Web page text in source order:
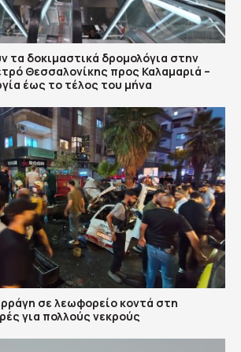
τα δοκιμαστικά δρομολόγια στην
Θεσσαλονίκης προς Καλαμαριά –
έως το τέλος του μήνα
σε λεωφορείο κοντά στη
για πολλούς νεκρούς